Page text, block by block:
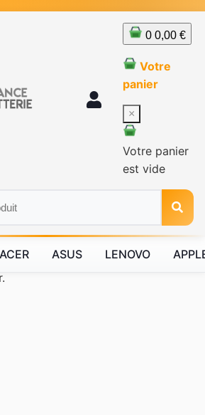
0 0,00 €
Votre
panier
×
Votre panier
est vide
ACER ASUS LENOVO
n'est plus disponible à la vente.